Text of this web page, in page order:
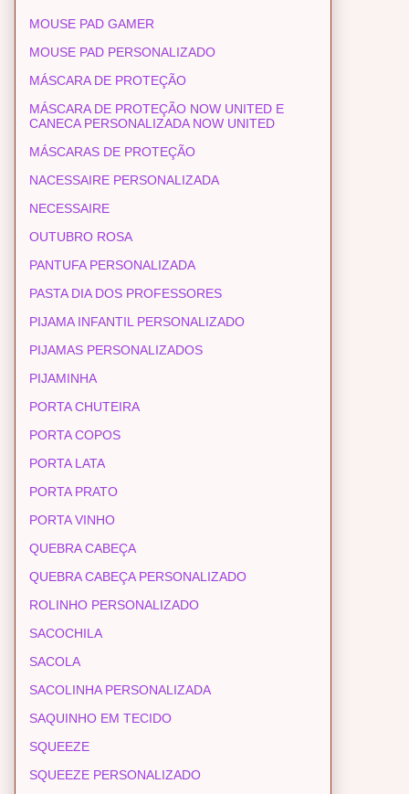
MOUSE PAD GAMER
MOUSE PAD PERSONALIZADO
MÁSCARA DE PROTEÇÃO
MÁSCARA DE PROTEÇÃO NOW UNITED E
CANECA PERSONALIZADA NOW UNITED
MÁSCARAS DE PROTEÇÃO
NACESSAIRE PERSONALIZADA
NECESSAIRE
OUTUBRO ROSA
PANTUFA PERSONALIZADA
PASTA DIA DOS PROFESSORES
PIJAMA INFANTIL PERSONALIZADO
PIJAMAS PERSONALIZADOS
PIJAMINHA
PORTA CHUTEIRA
PORTA COPOS
PORTA LATA
PORTA PRATO
PORTA VINHO
QUEBRA CABEÇA
QUEBRA CABEÇA PERSONALIZADO
ROLINHO PERSONALIZADO
SACOCHILA
SACOLA
SACOLINHA PERSONALIZADA
SAQUINHO EM TECIDO
SQUEEZE
SQUEEZE PERSONALIZADO